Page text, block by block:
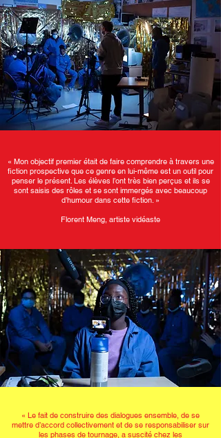
« Mon objectif premier était de faire comprendre à travers une
fiction prospective que ce genre en lui-même est un outil pour
penser le présent. Les élèves l’ont très bien perçus et ils se
sont saisis des rôles et se sont immergés avec beaucoup
d’humour dans cette fiction. »
Florent Meng, artiste vidéaste
« Le fait de construire des dialogues ensemble, de se
mettre d’accord collectivement et de se responsabiliser sur
les phases de tournage, a suscité chez les